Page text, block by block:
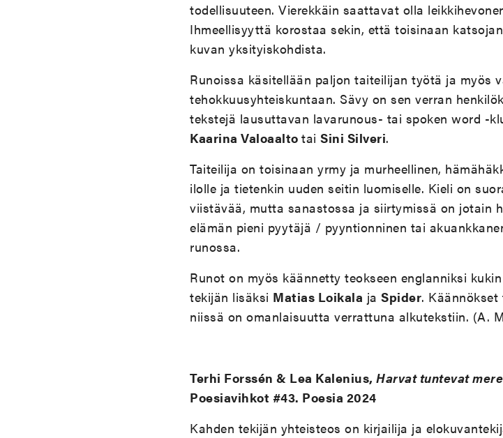
todellisuuteen. Vierekkäin saattavat olla
Ihmeellisyyttä korostaa sekin, että toisinaan
kuvan yksityiskohdista.
Runoissa käsitellään paljon taiteilijan työtä ja myös
tehokkuusyhteiskuntaan. Sävy on sen verran
tekstejä lausuttavan lavarunous- tai spoken word -
Kaarina Valoaalto tai Sini Silveri.
Taiteilija on toisinaan yrmy ja murheellinen,
ilolle ja tietenkin uuden seitin luomiselle. Kieli on
viistävää, mutta sanastossa ja siirtymissä on jotain
elämän pieni pyytäjä / pyyntionninen tai
runossa.
Runot on myös käännetty teokseen englanniksi
tekijän lisäksi Matias Loikala ja Spider.
niissä on omanlaisuutta verrattuna alkutekstiin. (A.
Terhi Forssén & Lea Kalenius, Harvat tuntevat
Poesiavihkot #43. Poesia 2024
Kahden tekijän yhteisteos on kirjailija ja